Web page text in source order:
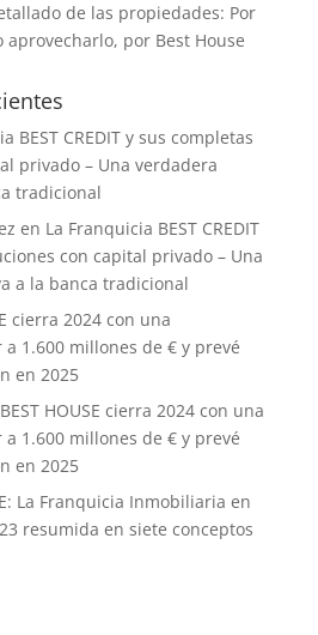
de las propiedades: Por
por Best House
BEST CREDIT y sus completas
privado – Una verdadera
tradicional
en La Franquicia BEST CREDIT
con capital privado – Una
a la banca tradicional
cierra 2024 con una
1.600 millones de € y prevé
en 2025
BEST HOUSE cierra 2024 con una
1.600 millones de € y prevé
en 2025
La Franquicia Inmobiliaria en
resumida en siete conceptos